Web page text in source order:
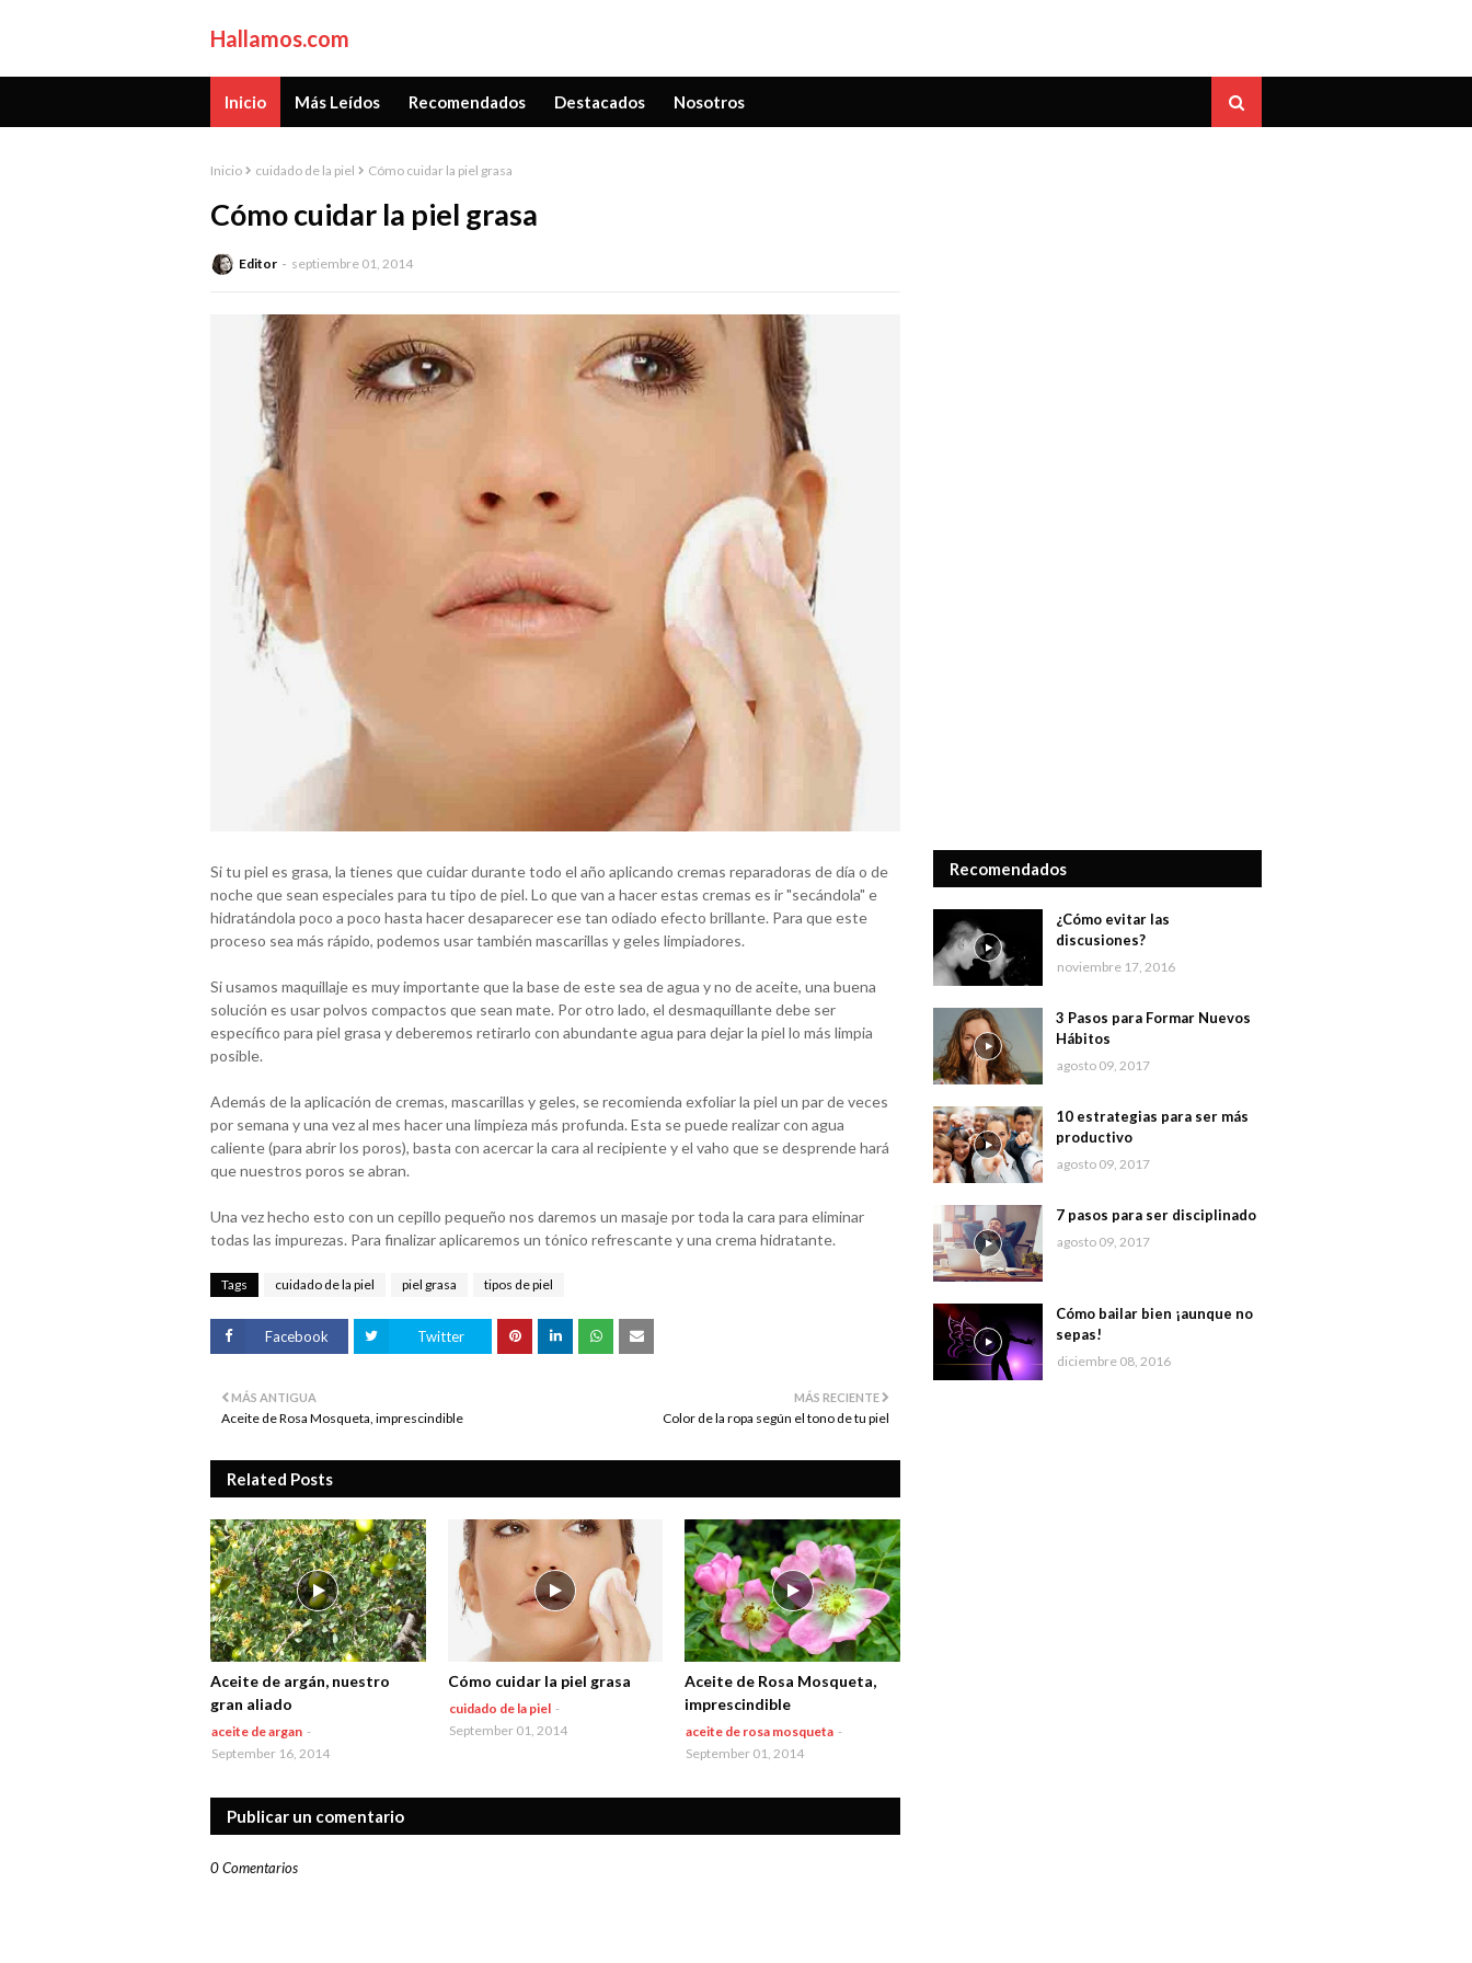
Hallamos.com
Inicio Más Leídos Recomendados Destacados Nosotros
Inicio cuidado de la piel Cómo cuidar la piel grasa
Cómo cuidar la piel grasa
Editor septiembre 01, 2014
Si tu piel es grasa, la tienes que cuidar durante todo el año aplicando cremas reparadoras de día o de
noche que sean especiales para tu tipo de piel. Lo que van a hacer estas cremas es ir "secándola" e
hidratándola poco a poco hasta hacer desaparecer ese tan odiado efecto brillante. Para que este
proceso sea más rápido, podemos usar también mascarillas y geles limpiadores.
Si usamos maquillaje es muy importante que la base de este sea de agua y no de aceite, una buena
solución es usar polvos compactos que sean mate. Por otro lado, el desmaquillante debe ser
específico para piel grasa y deberemos retirarlo con abundante agua para dejar la piel lo más limpia
posible.
Además de la aplicación de cremas, mascarillas y geles, se recomienda exfoliar la piel un par de veces
por semana y una vez al mes hacer una limpieza más profunda. Esta se puede realizar con agua
caliente (para abrir los poros), basta con acercar la cara al recipiente y el vaho que se desprende hará
que nuestros poros se abran.
Una vez hecho esto con un cepillo pequeño nos daremos un masaje por toda la cara para eliminar
todas las impurezas. Para finalizar aplicaremos un tónico refrescante y una crema hidratante.
Tags cuidado de la piel piel grasa tipos de piel
Facebook Twitter
MÁS RECIENTE
Color de la ropa según el tono de tu piel
MÁS ANTIGUA
Aceite de Rosa Mosqueta, imprescindible
Related Posts
Aceite de argán, nuestro
gran aliado
aceite de argan -
September 16, 2014
Cómo cuidar la piel grasa
cuidado de la piel -
September 01, 2014
Aceite de Rosa Mosqueta,
imprescindible
aceite de rosa mosqueta -
September 01, 2014
Publicar un comentario
0 Comentarios
Recomendados
¿Cómo evitar las
discusiones?
noviembre 17, 2016
3 Pasos para Formar Nuevos
Hábitos
agosto 09, 2017
10 estrategias para ser más
productivo
agosto 09, 2017
7 pasos para ser disciplinado
agosto 09, 2017
Cómo bailar bien ¡aunque no
sepas!
diciembre 08, 2016